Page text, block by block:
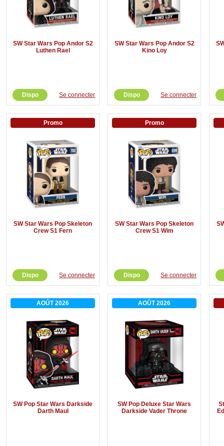
SW Star Wars Pop Andor S2
Luthen Rael
Dispo Se connecter
SW Star Wars Pop Andor S2
Kino Loy
Dispo Se connecter
Promo
SW Star Wars Pop Skeleton
Crew S1 Fern
Dispo Se connecter
Promo
SW Star Wars Pop Skeleton
Crew S1 Wim
Dispo Se connecter
AOÛT 2026
SW Pop Star Wars Darkside
Darth Maul
AOÛT 2026
SW Pop Deluxe Star Wars
Darkside Vader Throne